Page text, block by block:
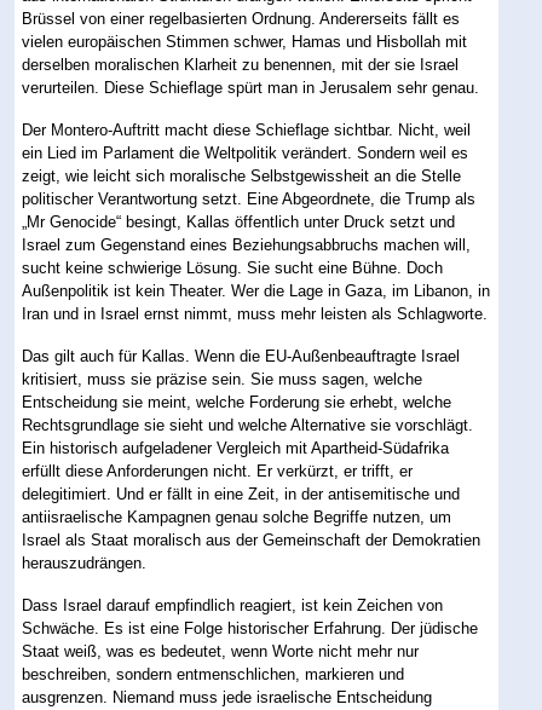
Brüssel von einer regelbasierten Ordnung. Andererseits fällt es
vielen europäischen Stimmen schwer, Hamas und Hisbollah mit
derselben moralischen Klarheit zu benennen, mit der sie Israel
verurteilen. Diese Schieflage spürt man in Jerusalem sehr genau.
Der Montero-Auftritt macht diese Schieflage sichtbar. Nicht, weil
ein Lied im Parlament die Weltpolitik verändert. Sondern weil es
zeigt, wie leicht sich moralische Selbstgewissheit an die Stelle
politischer Verantwortung setzt. Eine Abgeordnete, die Trump als
„Mr Genocide“ besingt, Kallas öffentlich unter Druck setzt und
Israel zum Gegenstand eines Beziehungsabbruchs machen will,
sucht keine schwierige Lösung. Sie sucht eine Bühne. Doch
Außenpolitik ist kein Theater. Wer die Lage in Gaza, im Libanon, in
Iran und in Israel ernst nimmt, muss mehr leisten als Schlagworte.
Das gilt auch für Kallas. Wenn die EU-Außenbeauftragte Israel
kritisiert, muss sie präzise sein. Sie muss sagen, welche
Entscheidung sie meint, welche Forderung sie erhebt, welche
Rechtsgrundlage sie sieht und welche Alternative sie vorschlägt.
Ein historisch aufgeladener Vergleich mit Apartheid-Südafrika
erfüllt diese Anforderungen nicht. Er verkürzt, er trifft, er
delegitimiert. Und er fällt in eine Zeit, in der antisemitische und
antiisraelische Kampagnen genau solche Begriffe nutzen, um
Israel als Staat moralisch aus der Gemeinschaft der Demokratien
herauszudrängen.
Dass Israel darauf empfindlich reagiert, ist kein Zeichen von
Schwäche. Es ist eine Folge historischer Erfahrung. Der jüdische
Staat weiß, was es bedeutet, wenn Worte nicht mehr nur
beschreiben, sondern entmenschlichen, markieren und
ausgrenzen. Niemand muss jede israelische Entscheidung